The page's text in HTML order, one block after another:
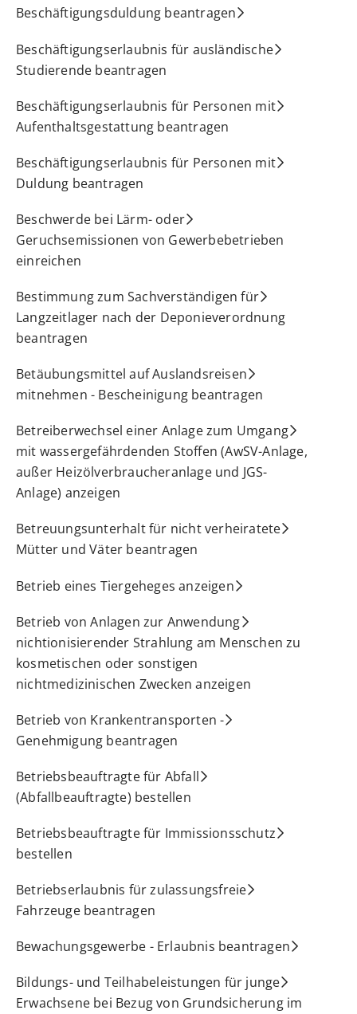
Beschäftigungsduldung beantragen
Beschäftigungserlaubnis für ausländische
Studierende beantragen
Beschäftigungserlaubnis für Personen mit
Aufenthaltsgestattung beantragen
Beschäftigungserlaubnis für Personen mit
Duldung beantragen
Beschwerde bei Lärm- oder
Geruchsemissionen von Gewerbebetrieben
einreichen
Bestimmung zum Sachverständigen für
Langzeitlager nach der Deponieverordnung
beantragen
Betäubungsmittel auf Auslandsreisen
mitnehmen - Bescheinigung beantragen
Betreiberwechsel einer Anlage zum Umgang
mit wassergefährdenden Stoffen (AwSV-Anlage,
außer Heizölverbraucheranlage und JGS-
Anlage) anzeigen
Betreuungsunterhalt für nicht verheiratete
Mütter und Väter beantragen
Betrieb eines Tiergeheges anzeigen
Betrieb von Anlagen zur Anwendung
nichtionisierender Strahlung am Menschen zu
kosmetischen oder sonstigen
nichtmedizinischen Zwecken anzeigen
Betrieb von Krankentransporten -
Genehmigung beantragen
Betriebsbeauftragte für Abfall
(Abfallbeauftragte) bestellen
Betriebsbeauftragte für Immissionsschutz
bestellen
Betriebserlaubnis für zulassungsfreie
Fahrzeuge beantragen
Bewachungsgewerbe - Erlaubnis beantragen
Bildungs- und Teilhabeleistungen für junge
Erwachsene bei Bezug von Grundsicherung im